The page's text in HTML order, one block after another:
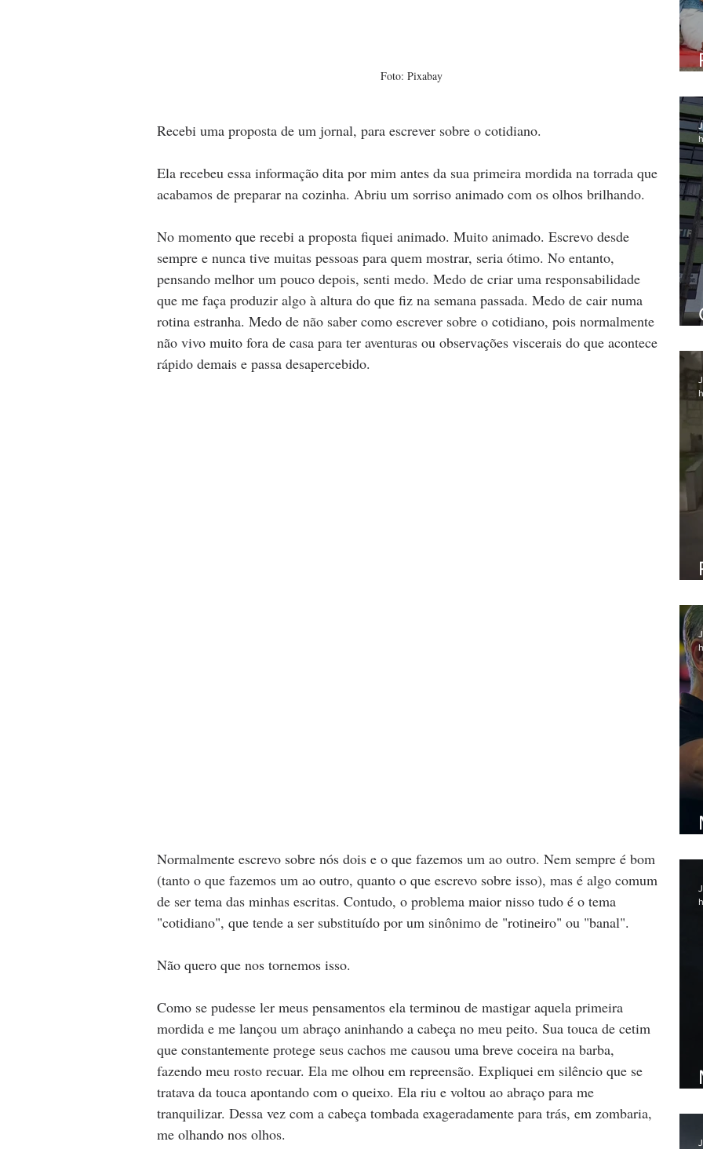
Foto: Pixabay
Recebi uma proposta de um jornal, para escrever sobre o cotidiano.
Ela recebeu essa informação dita por mim antes da sua primeira mordida na torrada que
acabamos de preparar na cozinha. Abriu um sorriso animado com os olhos brilhando.
No momento que recebi a proposta fiquei animado. Muito animado. Escrevo desde
sempre e nunca tive muitas pessoas para quem mostrar, seria ótimo. No entanto,
pensando melhor um pouco depois, senti medo. Medo de criar uma responsabilidade
que me faça produzir algo à altura do que fiz na semana passada. Medo de cair numa
rotina estranha. Medo de não saber como escrever sobre o cotidiano, pois normalmente
não vivo muito fora de casa para ter aventuras ou observações viscerais do que acontece
rápido demais e passa desapercebido.
Normalmente escrevo sobre nós dois e o que fazemos um ao outro. Nem sempre é bom
(tanto o que fazemos um ao outro, quanto o que escrevo sobre isso), mas é algo comum
de ser tema das minhas escritas. Contudo, o problema maior nisso tudo é o tema
"cotidiano", que tende a ser substituído por um sinônimo de "rotineiro" ou "banal".
Não quero que nos tornemos isso.
Como se pudesse ler meus pensamentos ela terminou de mastigar aquela primeira
mordida e me lançou um abraço aninhando a cabeça no meu peito. Sua touca de cetim
que constantemente protege seus cachos me causou uma breve coceira na barba,
fazendo meu rosto recuar. Ela me olhou em repreensão. Expliquei em silêncio que se
tratava da touca apontando com o queixo. Ela riu e voltou ao abraço para me
tranquilizar. Dessa vez com a cabeça tombada exageradamente para trás, em zombaria,
me olhando nos olhos.